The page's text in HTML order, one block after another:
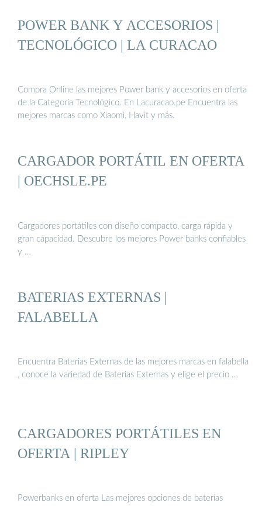
POWER BANK Y ACCESORIOS |
TECNOLÓGICO | LA CURACAO
Compra Online las mejores Power bank y accesorios en oferta
de la Categoría Tecnológico. En Lacuracao.pe Encuentra las
mejores marcas como Xiaomi, Havit y más.
CARGADOR PORTÁTIL EN OFERTA
| OECHSLE.PE
Cargadores portátiles con diseño compacto, carga rápida y
gran capacidad. Descubre los mejores Power banks confiables
y …
BATERIAS EXTERNAS |
FALABELLA
Encuentra Baterias Externas de las mejores marcas en falabella
, conoce la variedad de Baterias Externas y elige el precio …
CARGADORES PORTÁTILES EN
OFERTA | RIPLEY
Powerbanks en oferta Las mejores opciones de baterías